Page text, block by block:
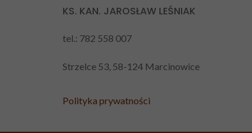
KS. KAN. JAROSŁAW LEŚNIAK
tel.: 782 558 007
Strzelce 53, 58-124 Marcinowice
Polityka prywatności